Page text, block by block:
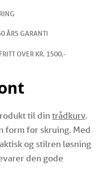
ÅRS GARANTI
OVER KR. 1500,-
til dintrådkurv.
form for skruing. Med
og stilren løsning
den gode